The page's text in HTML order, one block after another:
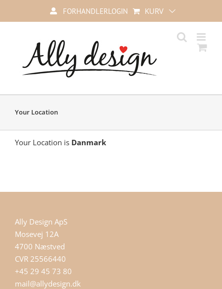
content
FORHANDLERLOGIN KURV
Your Location
Your Location is Danmark
Ally Design ApS
Mosevej 12A
4700 Næstved
CVR 25566440
+45 29 45 73 80
mail@allydesign.dk